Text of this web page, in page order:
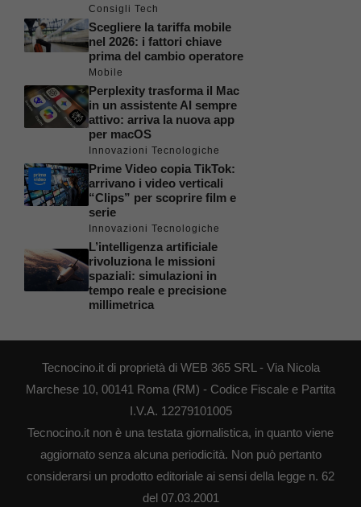
Consigli Tech
Scegliere la tariffa mobile
nel 2026: i fattori chiave
prima del cambio operatore
Mobile
Perplexity trasforma il Mac
in un assistente AI sempre
attivo: arriva la nuova app
per macOS
Innovazioni Tecnologiche
Prime Video copia TikTok:
arrivano i video verticali
“Clips” per scoprire film e
serie
Innovazioni Tecnologiche
L’intelligenza artificiale
rivoluziona le missioni
spaziali: simulazioni in
tempo reale e precisione
millimetrica
Tecnocino.it di proprietà di WEB 365 SRL - Via Nicola
Marchese 10, 00141 Roma (RM) - Codice Fiscale e Partita
I.V.A. 12279101005
Tecnocino.it non è una testata giornalistica, in quanto viene
aggiornato senza alcuna periodicità. Non può pertanto
considerarsi un prodotto editoriale ai sensi della legge n. 62
del 07.03.2001